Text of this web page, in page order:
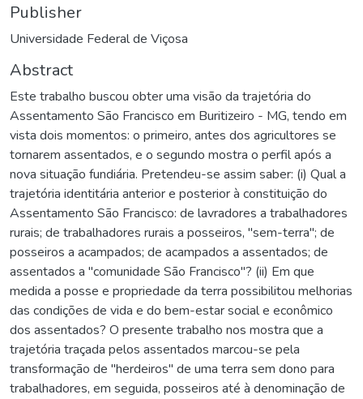
Publisher
Universidade Federal de Viçosa
Abstract
Este trabalho buscou obter uma visão da trajetória do
Assentamento São Francisco em Buritizeiro - MG, tendo em
vista dois momentos: o primeiro, antes dos agricultores se
tornarem assentados, e o segundo mostra o perfil após a
nova situação fundiária. Pretendeu-se assim saber: (i) Qual a
trajetória identitária anterior e posterior à constituição do
Assentamento São Francisco: de lavradores a trabalhadores
rurais; de trabalhadores rurais a posseiros, "sem-terra"; de
posseiros a acampados; de acampados a assentados; de
assentados a "comunidade São Francisco"? (ii) Em que
medida a posse e propriedade da terra possibilitou melhorias
das condições de vida e do bem-estar social e econômico
dos assentados? O presente trabalho nos mostra que a
trajetória traçada pelos assentados marcou-se pela
transformação de "herdeiros" de uma terra sem dono para
trabalhadores, em seguida, posseiros até à denominação de